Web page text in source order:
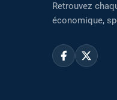
Retrouvez
économique,